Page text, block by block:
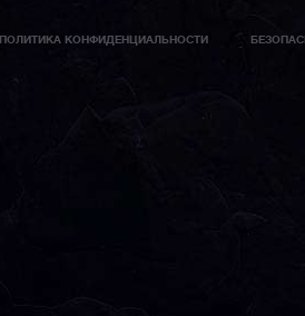
ПОЛИТИКА КОНФИДЕНЦИАЛЬНОСТИ